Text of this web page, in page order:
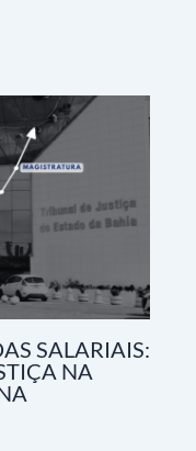
SALARIAIS:
NA